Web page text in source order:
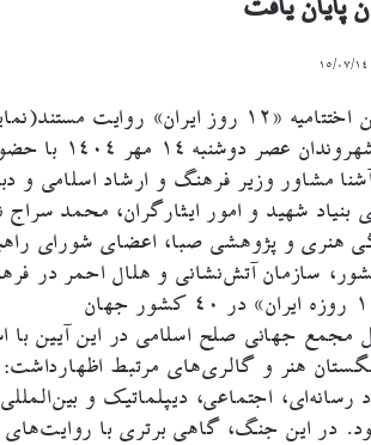
پایان یافت
۰۷/۱۴۰۴
از نگاه
مشاور وزیر فرهنگ و ارشاد اسلامی
بنیاد شهید و امور ایثارگران، محمد
هنری و پژوهشی صبا، اعضای شورای
سازمان آتش‌نشانی و هلال احمر در
رسانه‌ای، اجتماعی، دیپلماتیک و
در این جنگ، گاهی برتری با روایت‌های